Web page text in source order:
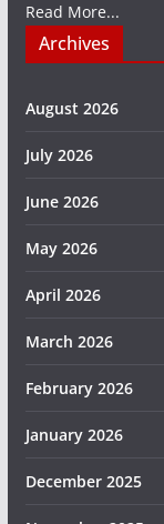
Read More...
Archives
August 2026
July 2026
June 2026
May 2026
April 2026
March 2026
February 2026
January 2026
December 2025